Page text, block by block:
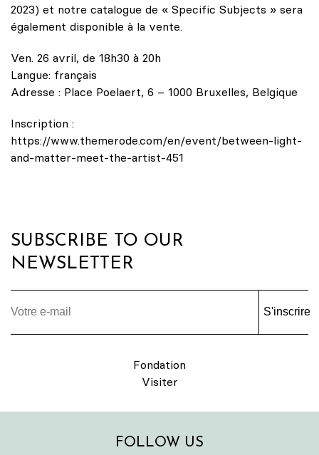
2023) et notre catalogue de « Specific Subjects » sera
également disponible à la vente.
Ven. 26 avril, de 18h30 à 20h
Langue: français
Adresse : Place Poelaert, 6 – 1000 Bruxelles, Belgique
Inscription :
https://www.themerode.com/en/event/between-light-
and-matter-meet-the-artist-451
SUBSCRIBE TO OUR
NEWSLETTER
S'inscrire
Fondation
Visiter
FOLLOW US